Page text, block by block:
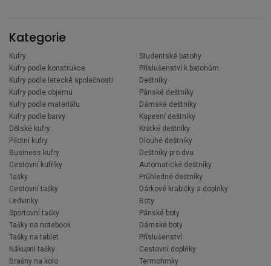
Kategorie
Kufry
Kufry podle konstrukce
Kufry podle letecké společnosti
Kufry podle objemu
Kufry podle materiálu
Kufry podle barvy
Dětské kufry
Pilotní kufry
Business kufry
Cestovní kufříky
Tašky
Cestovní tašky
Ledvinky
Sportovní tašky
Tašky na notebook
Tašky na tablet
Nákupní tašky
Brašny na kolo
Studentské batohy
Příslušenství k batohům
Deštníky
Pánské deštníky
Dámské deštníky
Kapesní deštníky
Krátké deštníky
Dlouhé deštníky
Deštníky pro dva
Automatické deštníky
Průhledné deštníky
Dárkové krabičky a doplňky
Boty
Pánské boty
Dámské boty
Příslušenství
Cestovní doplňky
Termohrnky